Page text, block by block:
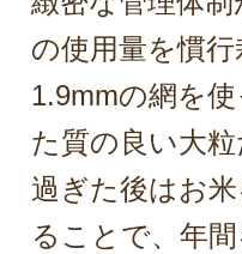
の使用量を慣
1.9mmの網を
た質の良い大
過ぎた後はお
ることで、年